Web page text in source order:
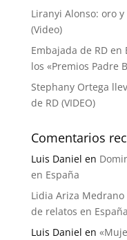
Liranyi Alonso: oro
(Video)
Embajada de RD
los «Premios Padre
Stephany Ortega
de RD (VIDEO)
Comentarios
Luis Daniel en
en España
Lidia Ariza Medrano
de relatos en España
Luis Daniel en